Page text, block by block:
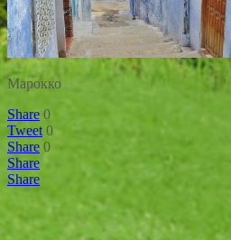
Марокко
Share 0
Tweet 0
Share 0
Share
Share